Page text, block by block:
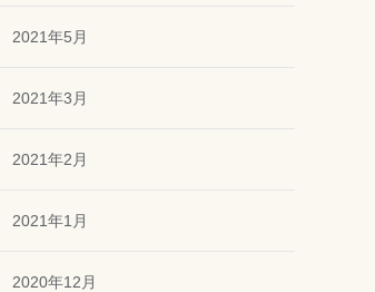
2021年5月
2021年3月
2021年2月
2021年1月
2020年12月